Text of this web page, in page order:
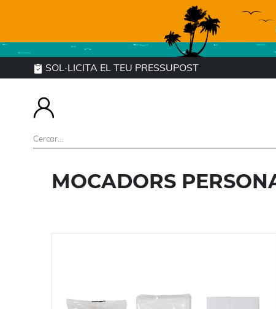
SOL·LICITA EL TEU PRESSUPOST
MOCADORS